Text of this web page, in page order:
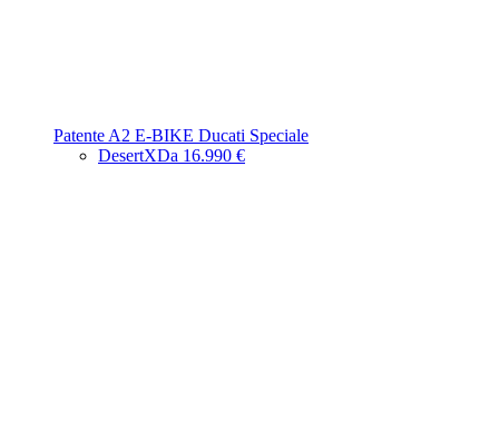
Patente A2 E-BIKE Ducati Speciale
DesertXDa 16.990 €